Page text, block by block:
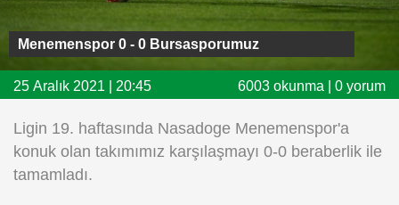
Facebook
Twitter
Instagram
Android
Menemenspor 0 - 0 Bursasporumuz
25 Aralık 2021 | 20:45 6003 okunma | 0 yorum
Ligin 19. haftasında Nasadoge Menemenspor'a
konuk olan takımımız karşılaşmayı 0-0 beraberlik ile
tamamladı.